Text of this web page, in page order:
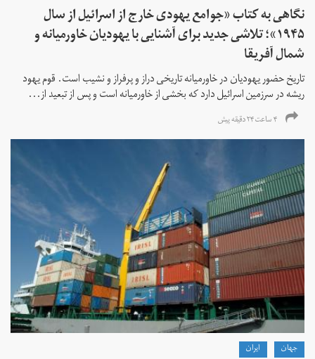
نگاهی به کتاب «جوامع یهودی خارج از اسرائیل از سال
۱۹۴۵»؛ تلاشی جدید برای آشنایی با یهودیان خاورمیانه و
شمال آفریقا
تاریخ حضور یهودیان در خاورمیانه تاریخی دراز و پرفراز و نشیب است. قوم یهود
ریشه در سرزمین اسرائیل دارد که بخشی از خاورمیانه است و پس از تبعید از...
۴ ساعت ۲۴ دقیقه پیش
جهان ايران